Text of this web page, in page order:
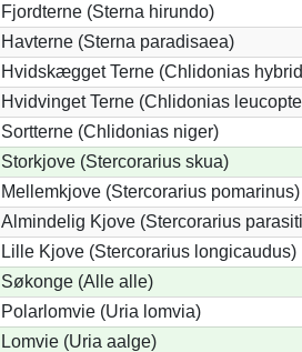
Fjordterne (Sterna hirundo)
Havterne (Sterna paradisaea)
Hvidskægget Terne (Chlidonias
Hvidvinget Terne (Chlidonias
Sortterne (Chlidonias niger)
Storkjove (Stercorarius skua)
Mellemkjove (Stercorarius pomarinus)
Almindelig Kjove (Stercorarius
Lille Kjove (Stercorarius longicaudus)
Søkonge (Alle alle)
Polarlomvie (Uria lomvia)
Lomvie (Uria aalge)